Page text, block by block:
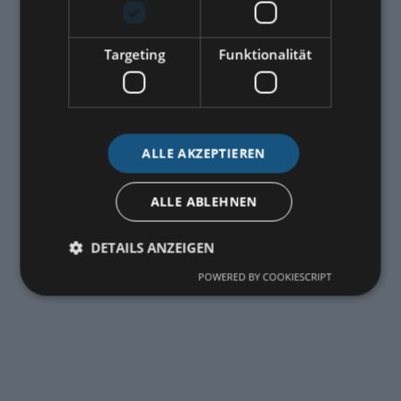
Targeting Funktionalität
ALLE AKZEPTIEREN
ALLE ABLEHNEN
DETAILS ANZEIGEN
POWERED BY COOKIESCRIPT